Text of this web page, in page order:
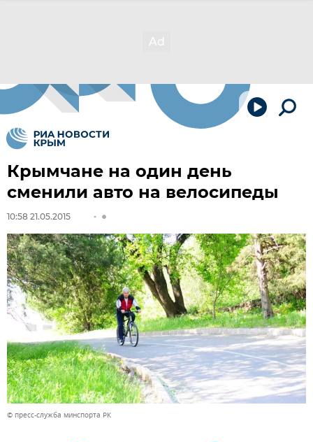
Крымчане на один день
сменили авто на велосипеды
10:58 21.05.2015
© пресс-служба минспорта РК